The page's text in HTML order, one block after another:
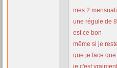
mes 2
une régule de
est ce bon
même si je
que je face
je c'est